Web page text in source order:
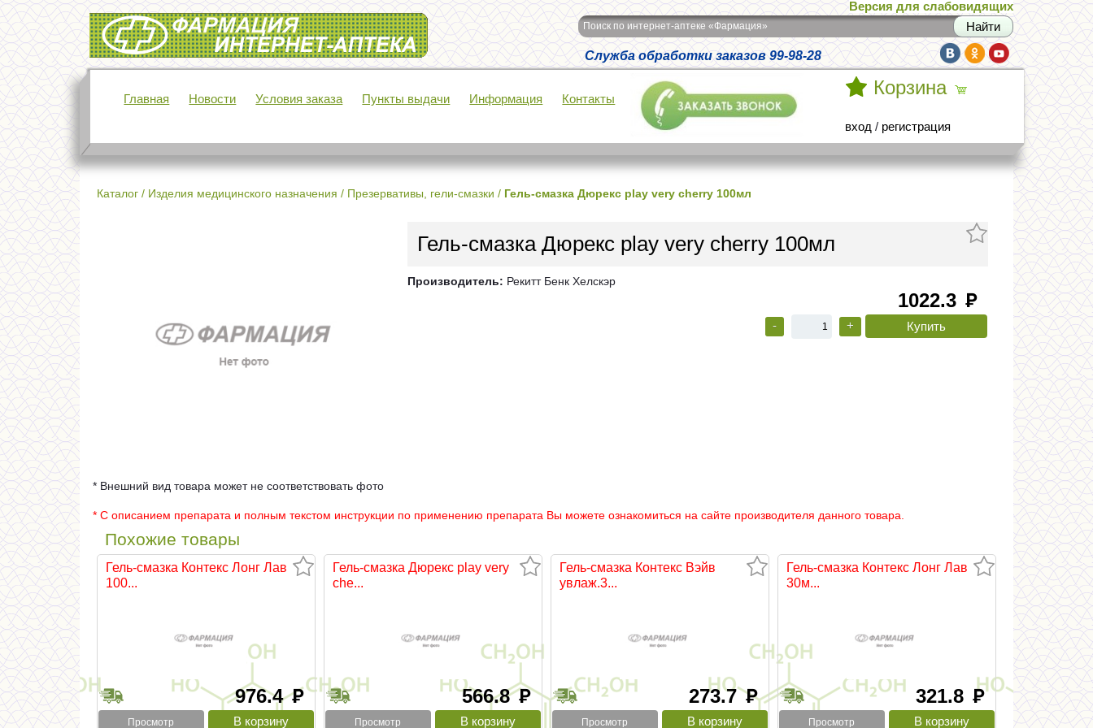
Интернет-аптека Фармация
Версия для слабовидящих
Поиск по интернет-аптеке «Фармация»
Служба обработки заказов 99-98-28
Главная Новости Условия заказа Пункты выдачи Информация Контакты
Корзина
вход / регистрация
Каталог / Изделия медицинского назначения / Презервативы, гели-смазки / Гель-смазка Дюрекс play very cherry 100мл
Гель-смазка Дюрекс play very cherry 100мл
Производитель: Рекитт Бенк Хелскэр
1022.3 руб
- +
* Внешний вид товара может не соответствовать фото
* С описанием препарата и полным текстом инструкции по применению препарата Вы можете ознакомиться на сайте производителя данного товара.
Похожие товары
Гель-смазка Контекс Лонг Лав
100...
976.4руб
Просмотр
Гель-смазка Дюрекс play very
che...
566.8руб
Просмотр
Гель-смазка Контекс Вэйв
увлаж.3...
273.7руб
Просмотр
Гель-смазка Контекс Лонг Лав
30м...
321.8 руб
Просмотр